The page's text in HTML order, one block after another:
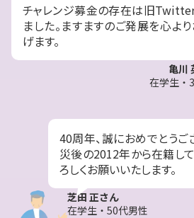
チャレンジ募金の存在は旧Twitter
ました。ますますのご発展を心よ
げます。
亀川
在学生・
40周年、誠におめでとうご
災後の2012年から在籍し
ろしくお願いいたします。
芝田 正さん
在学生・50代男性